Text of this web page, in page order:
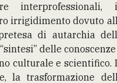
interprofessionali,
irrigidimento dovuto
di autarchia
delle conoscenze
culturale e scientifico.
la trasformazione